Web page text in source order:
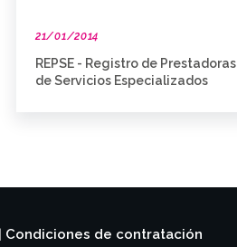
21/01/2014
REPSE - Registro de Prestadoras
de Servicios Especializados
Condiciones de contratación